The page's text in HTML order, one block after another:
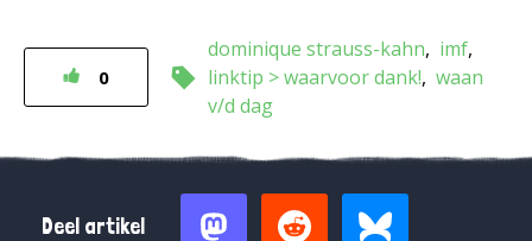
0
dominique strauss-kahn
imf
linktip > waarvoor dank! waan
v/d dag
Deel artikel